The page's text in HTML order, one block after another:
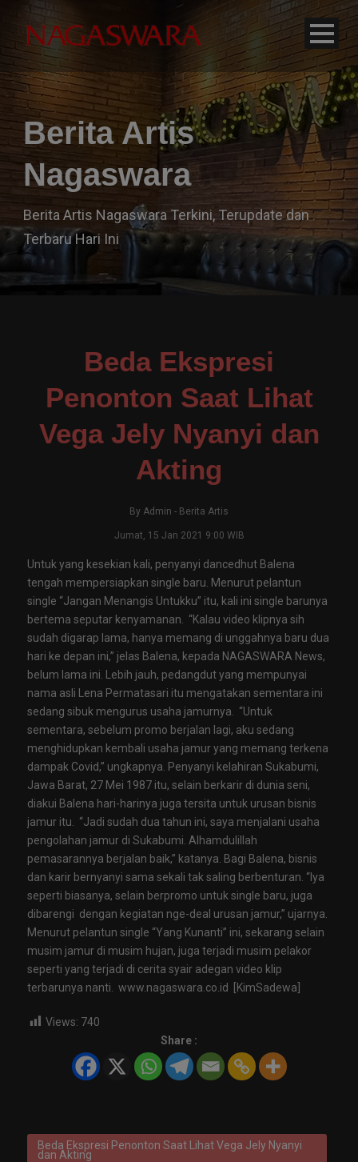
Berita Artis
Nagaswara
Berita Artis Nagaswara Terkini, Terupdate dan
Terbaru Hari Ini
Beda Ekspresi
Penonton Saat Lihat
Vega Jely Nyanyi dan
Akting
By Admin - Berita Artis
Jumat, 15 Jan 2021 9:00 WIB
Untuk yang kesekian kali, penyanyi dancedhut Balena
tengah mempersiapkan single baru. Menurut pelantun
single “Jangan Menangis Untukku” itu, kali ini single barunya
bertema seputar kenyamanan. “Kalau video klipnya sih
sudah digarap lama, hanya memang di unggahnya baru dua
hari ke depan ini,” jelas Balena, kepada NAGASWARA News,
belum lama ini. Lebih jauh, pedangdut yang mempunyai
nama asli Lena Permatasari itu mengatakan sementara ini
sedang sibuk mengurus usaha jamurnya. “Untuk
sementara, sebelum promo berjalan lagi, aku sedang
menghidupkan kembali usaha jamur yang memang terkena
dampak Covid,” ungkapnya. Penyanyi kelahiran Sukabumi,
Jawa Barat, 27 Mei 1987 itu, selain berkarir di dunia seni,
diakui Balena hari-harinya juga tersita untuk urusan bisnis
jamur itu. “Jadi sudah dua tahun ini, saya menjalani usaha
pengolahan jamur di Sukabumi. Alhamdulillah
pemasarannya berjalan baik,” katanya. Bagi Balena, bisnis
dan karir bernyanyi sama sekali tak saling berbenturan. “Iya
seperti biasanya, selain berpromo untuk single baru, juga
dibarengi dengan kegiatan nge-deal urusan jamur,” ujarnya.
Menurut pelantun single “Yang Kunanti” ini, sekarang selain
musim jamur di musim hujan, juga terjadi musim pelakor
seperti yang terjadi di cerita syair adegan video klip
terbarunya nanti. www.nagaswara.co.id [KimSadewa]
Views: 740
Share :
Beda Ekspresi Penonton Saat Lihat Vega Jely Nyanyi
dan Akting
modal-check